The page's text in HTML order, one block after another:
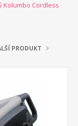
Kolumbo Cordless
PRODUKT